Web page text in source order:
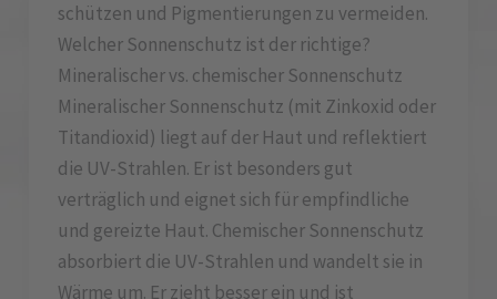
schützen und Pigmentierungen zu vermeiden.
Welcher Sonnenschutz ist der richtige?
Mineralischer vs. chemischer Sonnenschutz
Mineralischer Sonnenschutz (mit Zinkoxid oder
Titandioxid) liegt auf der Haut und reflektiert
die UV-Strahlen. Er ist besonders gut
verträglich und eignet sich für empfindliche
und gereizte Haut. Chemischer Sonnenschutz
absorbiert die UV-Strahlen und wandelt sie in
Wärme um. Er zieht besser ein und ist